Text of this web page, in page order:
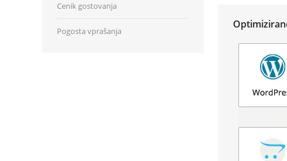
Cenik gostovanja
Pogosta vprašanja